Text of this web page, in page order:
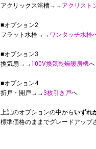
アクリックス浴槽→→ アクリスト
■オプション2
フラット水栓→→ ワンタッチ水栓
■オプション3
換気扇→→100V換気乾燥暖房機へ
■オプション4
折戸・開戸→→ 3枚引き戸へ
上記のオプションの中から いずれ
標準価格のままでグレードアップ